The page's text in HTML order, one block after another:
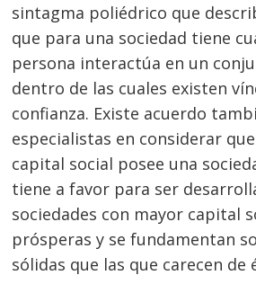
sintagma poliédrico que
que para una sociedad tiene
persona interactúa en un
dentro de las cuales existen
confianza. Existe acuerdo
especialistas en considerar
capital social posee una
tiene a favor para ser
sociedades con mayor capital
prósperas y se fundamentan
sólidas que las que carecen de